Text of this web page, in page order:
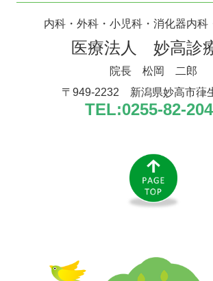
内科・外科・小児科 ・ 消化器内科
医療法人 妙高診
院長 松岡 二郎
〒949-2232 新潟県妙高市葎
TEL:0255-82-